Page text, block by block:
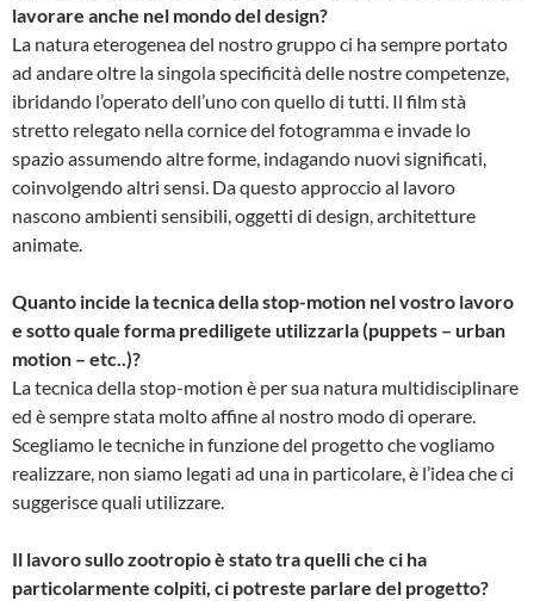
lavorare anche nel mondo del design?
La natura eterogenea del nostro gruppo ci ha sempre portato
ad andare oltre la singola specificità delle nostre competenze,
ibridando l’operato dell’uno con quello di tutti. Il film stà
stretto relegato nella cornice del fotogramma e invade lo
spazio assumendo altre forme, indagando nuovi significati,
coinvolgendo altri sensi. Da questo approccio al lavoro
nascono ambienti sensibili, oggetti di design, architetture
animate.
Quanto incide la tecnica della stop-motion nel vostro lavoro
e sotto quale forma prediligete utilizzarla (puppets – urban
motion – etc..)?
La tecnica della stop-motion è per sua natura multidisciplinare
ed è sempre stata molto affine al nostro modo di operare.
Scegliamo le tecniche in funzione del progetto che vogliamo
realizzare, non siamo legati ad una in particolare, è l’idea che ci
suggerisce quali utilizzare.
Il lavoro sullo zootropio è stato tra quelli che ci ha
particolarmente colpiti, ci potreste parlare del progetto?